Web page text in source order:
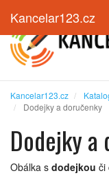
Kancelar123.cz
Dodejky a doručenky
Dodejky a
Obálka s dodejkou či
Kancelar123.cz